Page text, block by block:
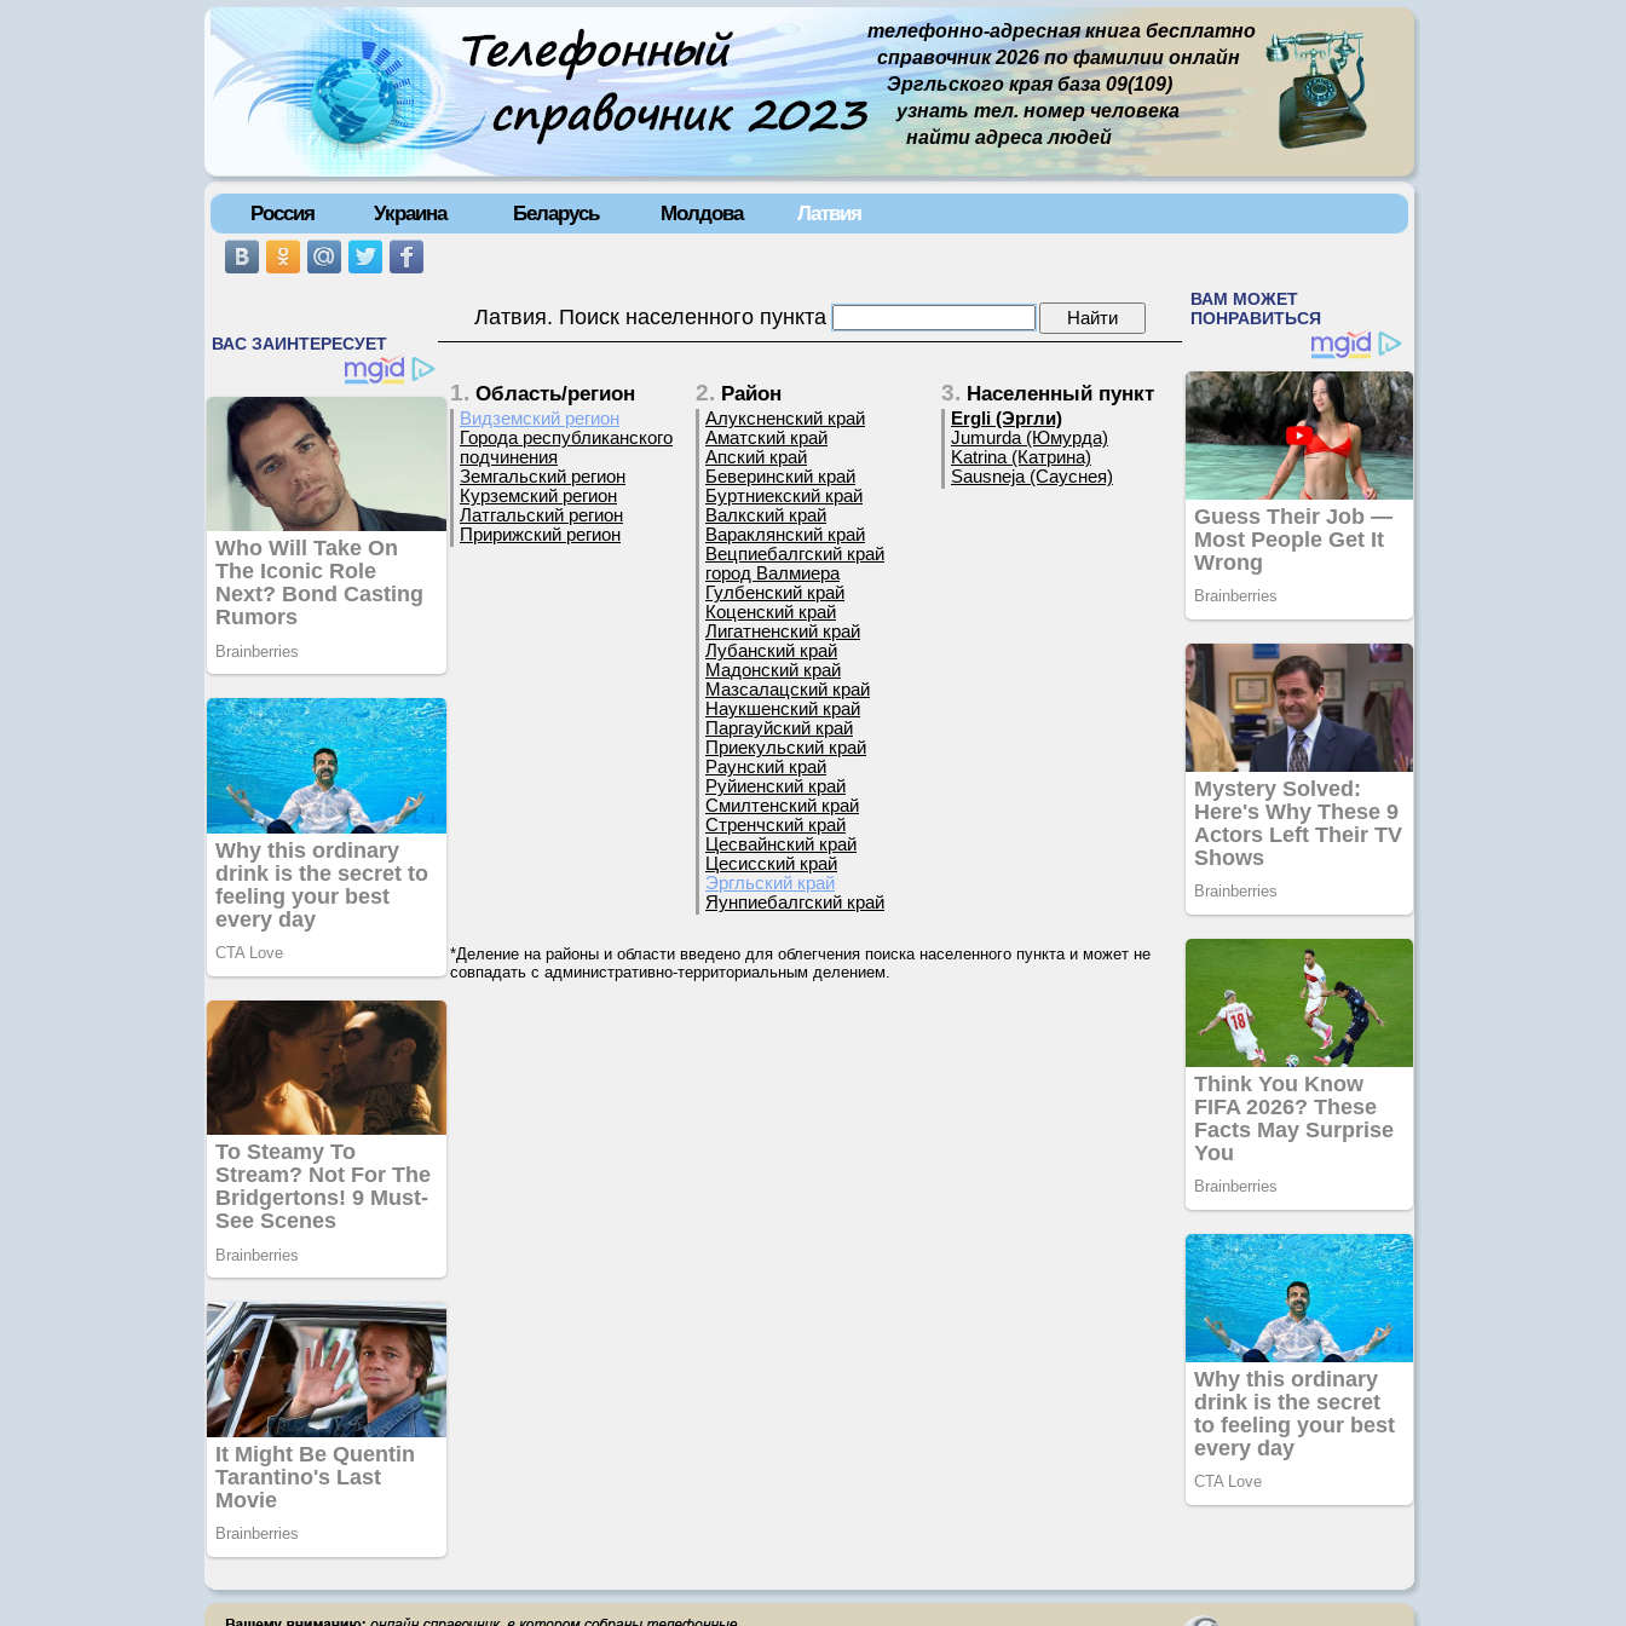
телефонно-адресная книга бесплатно
справочник 2026 по фамилии онлайн
Эргльского края база 09(109)
узнать тел. номер человека
найти адреса людей
Россия Украина Беларусь Молдова Латвия
Латвия. Поиск населенного пункта
1. Область/регион
Видземский регион
Города республиканского
подчинения
Земгальский регион
Курземский регион
Латгальский регион
Пририжский регион
2. Район
Алуксненский край
Аматский край
Апский край
Беверинский край
Буртниекский край
Валкский край
Вараклянский край
Вецпиебалгский край
город Валмиера
Гулбенский край
Коценский край
Лигатненский край
Лубанский край
Мадонский край
Мазсалацский край
Наукшенский край
Паргауйский край
Приекульский край
Раунский край
Руйиенский край
Смилтенский край
Стренчский край
Цесвайнский край
Цесисский край
Эргльский край
Яунпиебалгский край
3. Населенный пункт
Ergli (Эргли)
Jumurda (Юмурда)
Katrina (Катрина)
Sausneja (Сауснея)
*Деление на районы и области введено для облегчения поиска населенного пункта и может не
совпадать с административно-территориальным делением.